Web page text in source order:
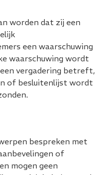
worden dat zij een
een waarschuwing
waarschuwing wordt
vergadering betreft,
of besluitenlijst wordt
bespreken met
of
mogen geen